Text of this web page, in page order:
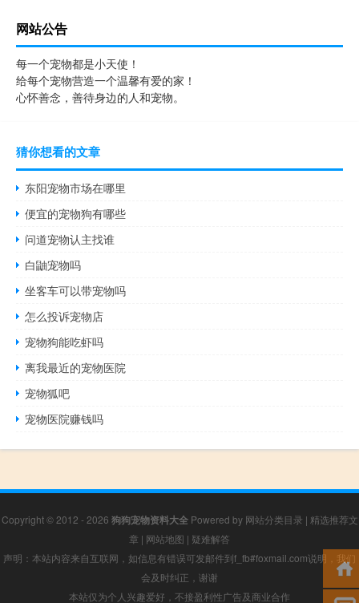
网站公告
每一个宠物都是小天使！
给每个宠物营造一个温馨有爱的家！
心怀善念，善待身边的人和宠物。
猜你想看的文章
东阳宠物市场在哪里
便宜的宠物狗有哪些
问道宠物认主找谁
白鼬宠物吗
坐客车可以带宠物吗
怎么投诉宠物店
宠物狗能吃虾吗
离我最近的宠物医院
宠物狐吧
宠物医院赚钱吗
Copyright © 2012 - 2026 狗狗宠物资料大全Powered by 网站分类目录 | 精选推荐文
章 | 网站地图 | 疑难解答
声明：本站内容来自互联网，如信息有错误可发邮件到f_fb#foxmail.com说明，我们
会及时纠正，谢谢
本站仅为个人兴趣爱好，不接盈利性广告及商业合作